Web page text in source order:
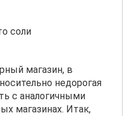
соли
магазин, в
недорогая
с аналогичными
магазинах. Итак,